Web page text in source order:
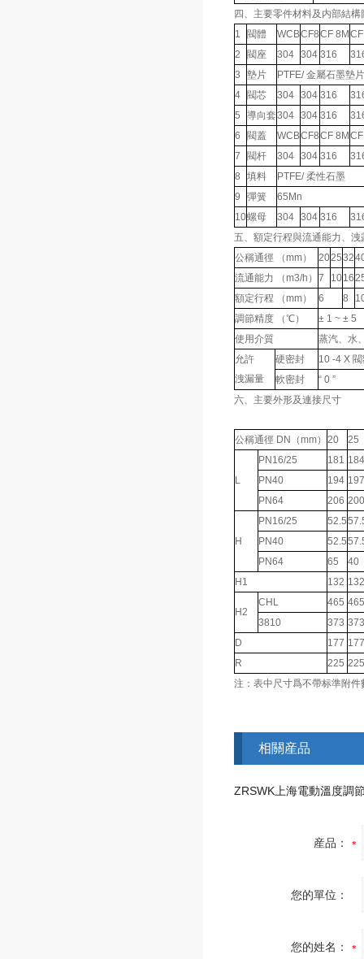
四、主要零件材料及内部結構
1
閥體 WCBCF8CF 8M
2
閥座 304 304 316
3
墊片
PTFE/ 金屬石墨墊片
4
閥芯 304 304 316
5
導向套304 304 316
6
閥蓋 WCBCF8CF 8M
7
閥杆 304 304 316
8
填料
PTFE/ 柔性石墨
9
彈簧
65Mn
10螺母 304 304 316
五、額定行程與流通能力、洩
公稱通徑 （mm）
202532
流通能力 （m3/h） 7 1016
額定行程 （mm）
6 8
調節精度 （℃）
± 1 ~ ± 5
使用介質
蒸汽、水
允許
洩漏量
硬密封
10 -4 X
軟密封
“ 0 ”
六、主要外形及連接尺寸
公稱通徑 DN（mm） 20 25
L
PN16/25 181 184
PN40
194 197
PN64
206 200
H
PN16/25 52.5
PN40
52.5
PN64
65
40
H1
132 132
H2
CHL 465 465
3810
373 373
D
177 177
R
225 225
注：表中尺寸爲不帶标準附
相關産品
ZRSWK上海電動溫度調
産品：
您的單位：
您的姓名：